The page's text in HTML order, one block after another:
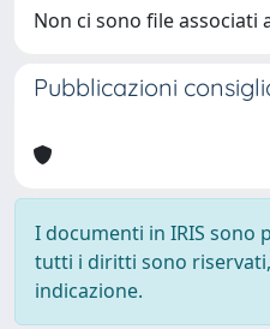
Non ci sono file associati
Pubblicazioni
I documenti in IRIS sono
tutti i diritti sono
indicazione.